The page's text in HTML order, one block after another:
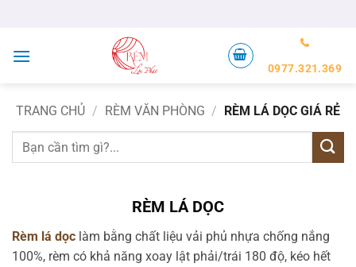
nội
0977.321.369
TRANG CHỦ / RÈM VĂN PHÒNG / RÈM LÁ DỌC GIÁ RẺ
Tìm
kiếm:
RÈM LÁ DỌC
Rèm lá dọc làm bằng chất liệu vải phủ nhựa chống nắng
100%, rèm có khả năng xoay lật phải/trái 180 độ, kéo hết